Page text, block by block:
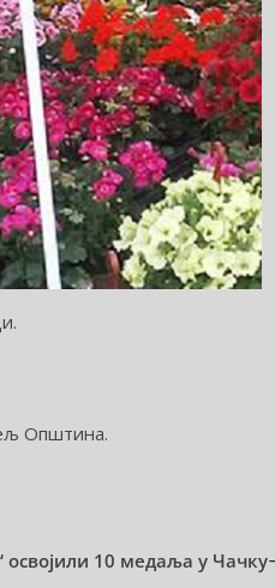
Општина.
освојили 10 медаља у Чачку